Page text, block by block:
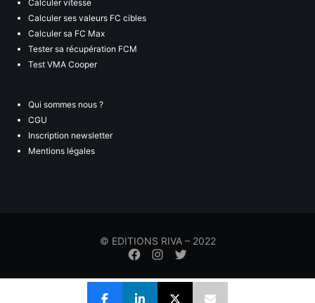
Calculer vitesse
Calculer ses valeurs FC cibles
Calculer sa FC Max
Tester sa récupération FCM
Test VMA Cooper
Qui sommes nous ?
CGU
Inscription newsletter
Mentions légales
© EDITIONS RIVA – 2022
Élément
menude
de